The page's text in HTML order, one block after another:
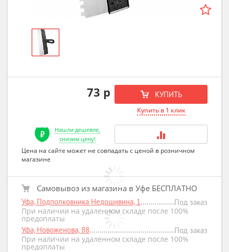
73 р КУПИТЬ
Купить в 1 клик
Нашли дешевле,
снизим цену!
Цена на сайте может не совпадать с ценой в розничном
магазине
Самовывоз из магазина в Уфе БЕСПЛАТНО
Уфа, Подполковника Недошивина, 1
Под заказ
При наличии на удаленном складе после 100%
предоплаты
Уфа, Новоженова, 88
Под заказ
При наличии на удаленном складе после 100%
предоплаты